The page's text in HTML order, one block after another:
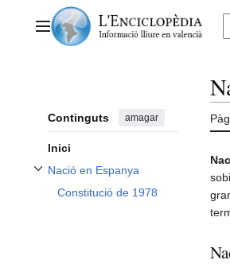
contingutMenú principal
Continguts amagar
Inici
Nació en Espanya
Alternar subsecció Nació en Espanya
Constitució de 1978